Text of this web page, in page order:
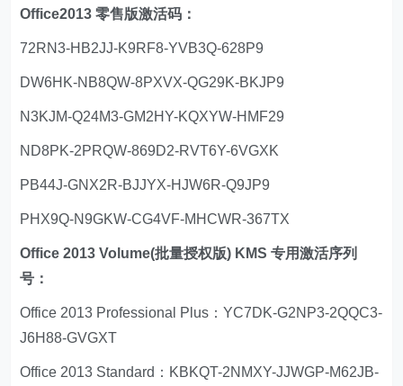
Office2013 零售版激活码：
72RN3-HB2JJ-K9RF8-YVB3Q-628P9
DW6HK-NB8QW-8PXVX-QG29K-BKJP9
N3KJM-Q24M3-GM2HY-KQXYW-HMF29
ND8PK-2PRQW-869D2-RVT6Y-6VGXK
PB44J-GNX2R-BJJYX-HJW6R-Q9JP9
PHX9Q-N9GKW-CG4VF-MHCWR-367TX
Office 2013 Volume(批量授权版) KMS 专用激活序列
号：
Office 2013 Professional Plus：YC7DK-G2NP3-2QQC3-
J6H88-GVGXT
Office 2013 Standard：KBKQT-2NMXY-JJWGP-M62JB-